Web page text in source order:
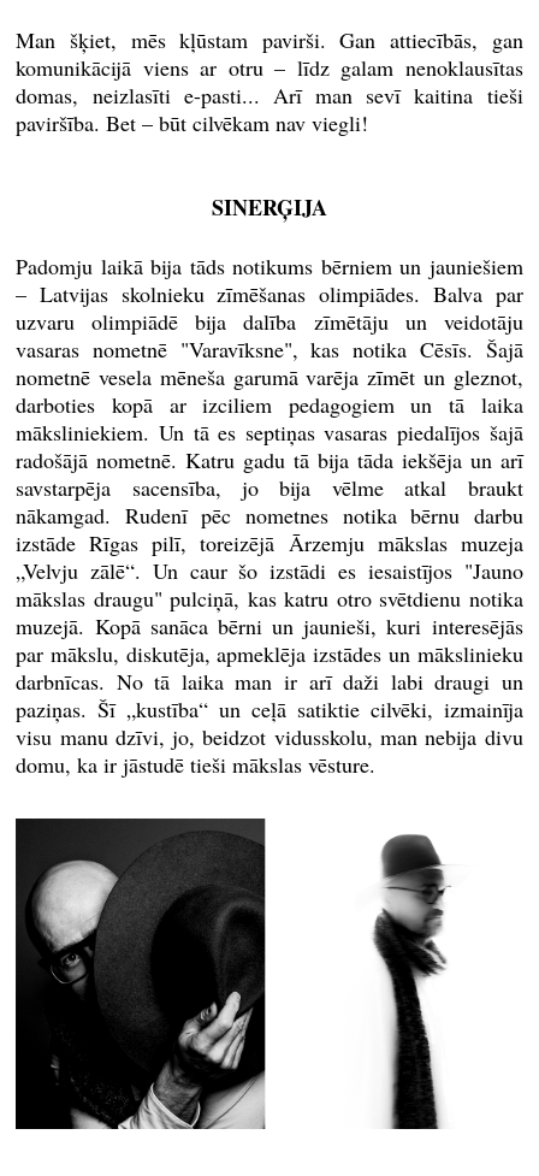
Man šķiet, mēs kļūstam pavirši. Gan attiecībās, gan
komunikācijā viens ar otru – līdz galam nenoklausītas
domas, neizlasīti e-pasti... Arī man sevī kaitina tieši
paviršība. Bet – būt cilvēkam nav viegli!
SINERĢIJA​
Padomju laikā bija tāds notikums bērniem un jauniešiem
– Latvijas skolnieku zīmēšanas olimpiādes. Balva par
uzvaru olimpiādē bija dalība zīmētāju un veidotāju
vasaras nometnē "Varavīksne", kas notika Cēsīs. Šajā
nometnē vesela mēneša garumā varēja zīmēt un gleznot,
darboties kopā ar izciliem pedagogiem un tā laika
māksliniekiem. Un tā es septiņas vasaras piedalījos šajā
radošājā nometnē. Katru gadu tā bija tāda iekšēja un arī
savstarpēja sacensība, jo bija vēlme atkal braukt
nākamgad. Rudenī pēc nometnes notika bērnu darbu
izstāde Rīgas pilī, toreizējā Ārzemju mākslas muzeja
„Velvju zālē“. Un caur šo izstādi es iesaistījos "Jauno
mākslas draugu" pulciņā, kas katru otro svētdienu notika
muzejā. Kopā sanāca bērni un jaunieši, kuri interesējās
par mākslu, diskutēja, apmeklēja izstādes un mākslinieku
darbnīcas. No tā laika man ir arī daži labi draugi un
paziņas. Šī „kustība“ un ceļā satiktie cilvēki, izmainīja
visu manu dzīvi, jo, beidzot vidusskolu, man nebija divu
domu, ka ir jāstudē tieši mākslas vēsture.